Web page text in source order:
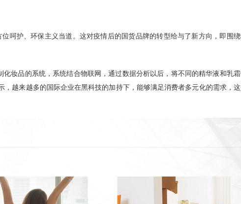
呵护、环保主义当道。这对疫情后的国货品牌的转型给与了新方向，即围
妆品的系统，系统结合物联网，通过数据分析以后，将不同的精华液和乳
越来越多的国际企业在黑科技的加持下，能够满足消费者多元化的需求，